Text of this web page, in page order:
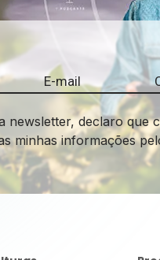
newsletter, declaro que
minhas informações